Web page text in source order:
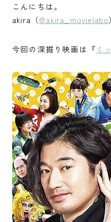
こんにちは。
akira（@akira_movielabo
今回の深掘り映画は『 ミ